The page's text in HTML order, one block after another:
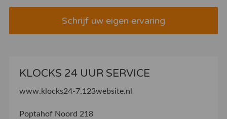
Schrijf uw eigen ervaring
KLOCKS 24 UUR SERVICE
www.klocks24-7.123website.nl
Poptahof Noord 218